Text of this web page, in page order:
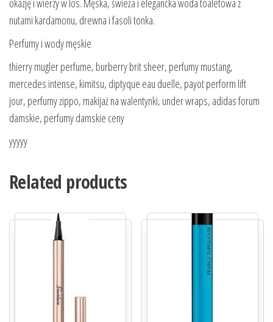
okazję i wierzy w los. Męska, świeża i elegancka woda toaletowa z
nutami kardamonu, drewna i fasoli tonka.
Perfumy i wody męskie
thierry mugler perfume, burberry brit sheer, perfumy mustang,
mercedes intense, kimitsu, diptyque eau duelle, payot perform lift
jour, perfumy zippo, makijaż na walentynki, under wraps, adidas forum
damskie, perfumy damskie ceny
yyyyy
Related products